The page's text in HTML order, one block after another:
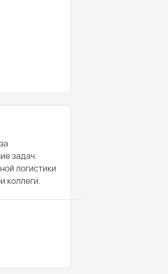
задач.
логистики
коллеги.